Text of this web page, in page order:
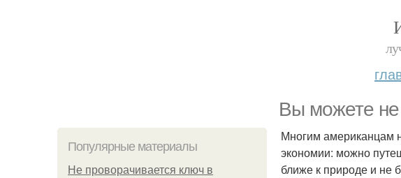
Вы можете не
Популярные материалы
Не проворачивается ключ в
Многим американцам
экономии: можно
ближе к природе и не